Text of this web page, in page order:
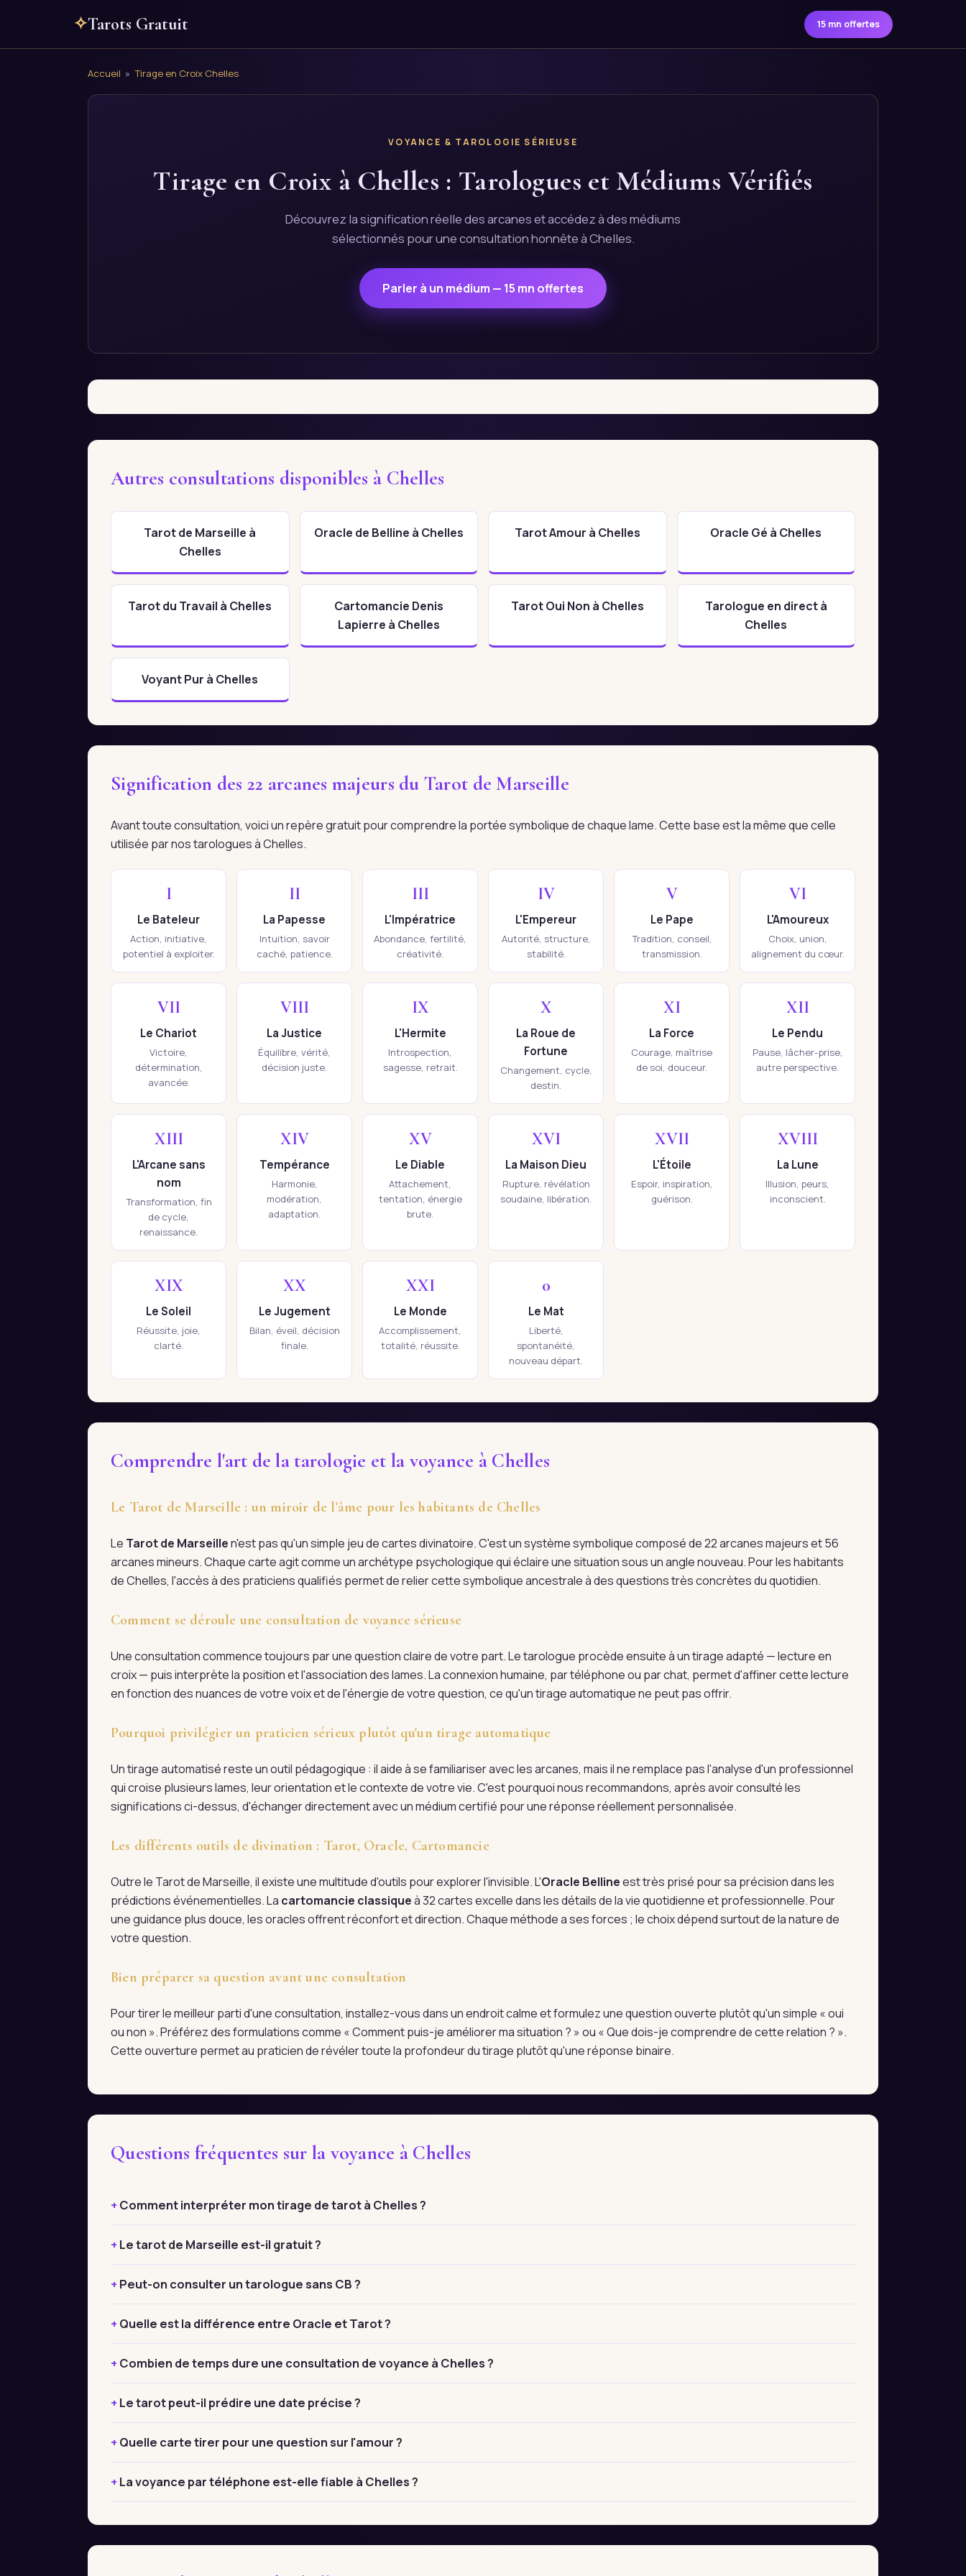
✧Tarots Gratuit 15 mn offertes
Accueil » Tirage en Croix Chelles
VOYANCE & TAROLOGIE SÉRIEUSE
Tirage en Croix à Chelles : Tarologues et Médiums Vérifiés
Découvrez la signification réelle des arcanes et accédez à des médiums
sélectionnés pour une consultation honnête à Chelles.
Parler à un médium — 15 mn offertes
Autres consultations disponibles à Chelles
Tarot de Marseille à
Chelles
Oracle de Belline à Chelles Tarot Amour à Chelles Oracle Gé à Chelles
Tarot du Travail à Chelles
Cartomancie Denis
Lapierre à Chelles
Tarot Oui Non à Chelles
Tarologue en direct à
Chelles
Voyant Pur à Chelles
Signification des 22 arcanes majeurs du Tarot de Marseille
Avant toute consultation, voici un repère gratuit pour comprendre la portée symbolique de chaque lame. Cette base est la même que celle
utilisée par nos tarologues à Chelles.
I
Le Bateleur
Action, initiative,
potentiel à exploiter.
II
La Papesse
Intuition, savoir
caché, patience.
III
L'Impératrice
Abondance, fertilité,
créativité.
IV
L'Empereur
Autorité, structure,
stabilité.
V
Le Pape
Tradition, conseil,
transmission.
VI
L'Amoureux
Choix, union,
alignement du cœur.
VII
Le Chariot
Victoire,
détermination,
avancée.
VIII
La Justice
Équilibre, vérité,
décision juste.
IX
L'Hermite
Introspection,
sagesse, retrait.
X
La Roue de
Fortune
Changement, cycle,
destin.
XI
La Force
Courage, maîtrise
de soi, douceur.
XII
Le Pendu
Pause, lâcher-prise,
autre perspective.
XIII
L'Arcane sans
nom
Transformation, fin
de cycle,
renaissance.
XIV
Tempérance
Harmonie,
modération,
adaptation.
XV
Le Diable
Attachement,
tentation, énergie
brute.
XVI
La Maison Dieu
Rupture, révélation
soudaine, libération.
XVII
L'Étoile
Espoir, inspiration,
guérison.
XVIII
La Lune
Illusion, peurs,
inconscient.
XIX
Le Soleil
Réussite, joie,
clarté.
XX
Le Jugement
Bilan, éveil, décision
finale.
XXI
Le Monde
Accomplissement,
totalité, réussite.
0
Le Mat
Liberté,
spontanéité,
nouveau départ.
Comprendre l'art de la tarologie et la voyance à Chelles
Le Tarot de Marseille : un miroir de l'âme pour les habitants de Chelles
Le Tarot de Marseillen'est pas qu'un simple jeu de cartes divinatoire. C'est un système symbolique composé de 22 arcanes majeurs et 56
arcanes mineurs. Chaque carte agit comme un archétype psychologique qui éclaire une situation sous un angle nouveau. Pour les habitants
de Chelles, l'accès à des praticiens qualifiés permet de relier cette symbolique ancestrale à des questions très concrètes du quotidien.
Comment se déroule une consultation de voyance sérieuse
Une consultation commence toujours par une question claire de votre part. Le tarologue procède ensuite à un tirage adapté — lecture en
croix — puis interprète la position et l'association des lames. La connexion humaine, par téléphone ou par chat, permet d'affiner cette lecture
en fonction des nuances de votre voix et de l'énergie de votre question, ce qu'un tirage automatique ne peut pas offrir.
Pourquoi privilégier un praticien sérieux plutôt qu'un tirage automatique
Un tirage automatisé reste un outil pédagogique : il aide à se familiariser avec les arcanes, mais il ne remplace pas l'analyse d'un professionnel
qui croise plusieurs lames, leur orientation et le contexte de votre vie. C'est pourquoi nous recommandons, après avoir consulté les
significations ci-dessus, d'échanger directement avec un médium certifié pour une réponse réellement personnalisée.
Les différents outils de divination : Tarot, Oracle, Cartomancie
Outre le Tarot de Marseille, il existe une multitude d'outils pour explorer l'invisible. L'Oracle Bellineest très prisé pour sa précision dans les
prédictions événementielles. La cartomancie classiqueà 32 cartes excelle dans les détails de la vie quotidienne et professionnelle. Pour
une guidance plus douce, les oracles offrent réconfort et direction. Chaque méthode a ses forces ; le choix dépend surtout de la nature de
votre question.
Bien préparer sa question avant une consultation
Pour tirer le meilleur parti d'une consultation, installez-vous dans un endroit calme et formulez une question ouverte plutôt qu'un simple « oui
ou non ». Préférez des formulations comme « Comment puis-je améliorer ma situation ? » ou « Que dois-je comprendre de cette relation ? ».
Cette ouverture permet au praticien de révéler toute la profondeur du tirage plutôt qu'une réponse binaire.
Questions fréquentes sur la voyance à Chelles
Comment interpréter mon tirage de tarot à Chelles ?
Le tarot de Marseille est-il gratuit ?
Peut-on consulter un tarologue sans CB ?
Quelle est la différence entre Oracle et Tarot ?
Combien de temps dure une consultation de voyance à Chelles ?
Le tarot peut-il prédire une date précise ?
Quelle carte tirer pour une question sur l'amour ?
La voyance par téléphone est-elle fiable à Chelles ?